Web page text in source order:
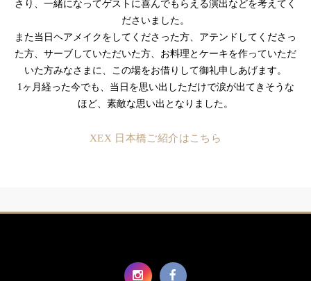
さり、一緒になってゲストに喜んでもらえる演出などを考えてく
ださいました。
また当日ヘアメイクをしてくださった方、アテンドしてくださっ
た方、サーブしていただいた方、お料理とケーキを作っていただ
いた方みなさまに、この場をお借りして御礼申しあげます。
1ヶ月経った今でも、当日を思い出しただけで涙が出てきそうな
ほど、素敵な思い出となりました。
XEX 日本橋ご紹介はこちら